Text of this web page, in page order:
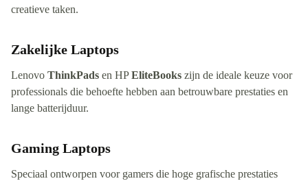
creatieve taken.
Zakelijke Laptops
Lenovo ThinkPads en HPEliteBooks zijn de ideale keuze voor
professionals die behoefte hebben aan betrouwbare prestaties en
lange batterijduur.
Gaming Laptops
Speciaal ontworpen voor gamers die hoge grafische prestaties